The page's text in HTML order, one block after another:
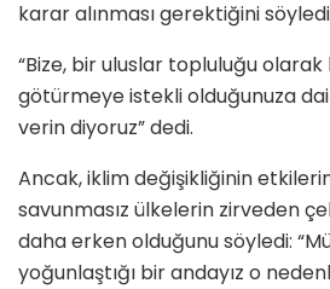
karar alınması gerektiğini
“Bize, bir uluslar topluluğu
götürmeye istekli olduğunuza
verin diyoruz” dedi.
Ancak, iklim değişikliğinin
savunmasız ülkelerin zirveden
daha erken olduğunu söyledi:
yoğunlaştığı bir andayız o